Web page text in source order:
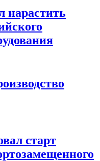
нарастить
старт